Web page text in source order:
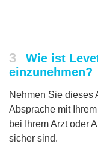
3
Wie ist
einzunehmen?
Nehmen Sie dieses
Absprache mit
bei Ihrem Arzt oder
sicher sind.